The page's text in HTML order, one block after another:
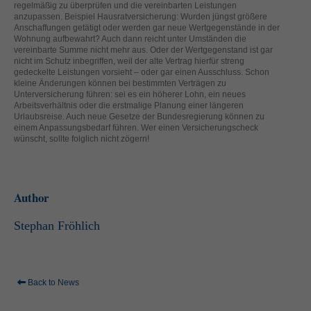
regelmäßig zu überprüfen und die vereinbarten Leistungen
anzupassen. Beispiel Hausratversicherung: Wurden jüngst größere
Anschaffungen getätigt oder werden gar neue Wertgegenstände in der
Wohnung aufbewahrt? Auch dann reicht unter Umständen die
vereinbarte Summe nicht mehr aus. Oder der Wertgegenstand ist gar
nicht im Schutz inbegriffen, weil der alte Vertrag hierfür streng
gedeckelte Leistungen vorsieht – oder gar einen Ausschluss. Schon
kleine Änderungen können bei bestimmten Verträgen zu
Unterversicherung führen: sei es ein höherer Lohn, ein neues
Arbeitsverhältnis oder die erstmalige Planung einer längeren
Urlaubsreise. Auch neue Gesetze der Bundesregierung können zu
einem Anpassungsbedarf führen. Wer einen Versicherungscheck
wünscht, sollte folglich nicht zögern!
Author
Stephan Fröhlich
Back to News
helfen, diese Website und Ihre Erfahrung zu verbessern.
Personenbezogene Daten können verarbeitet werden (z. B. IP-
Adressen), z. B. für personalisierte Anzeigen und Inhalte oder
Anzeigen- und Inhaltsmessung.
Weitere Informationen über die
Verwendung Ihrer Daten finden Sie in unserer
Datenschutzerklärung.
Hier finden Sie eine Übersicht über alle verwendeten Cookies. Sie
können Ihre Einwilligung zu ganzen Kategorien geben oder sich
weitere Informationen anzeigen lassen und so nur bestimmte
Cookies auswählen.
Datenschutzeinstellungen
Essenziell (1)
Essenzielle Cookies ermöglichen grundlegende Funktionen und sind für
Externe Medien (2)